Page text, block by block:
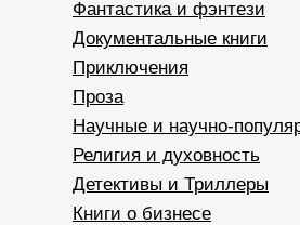
Фантастика и фэнтези
Документальные книги
Приключения
Проза
Научные и научно-
Религия и духовность
Детективы и Триллеры
Книги о бизнесе